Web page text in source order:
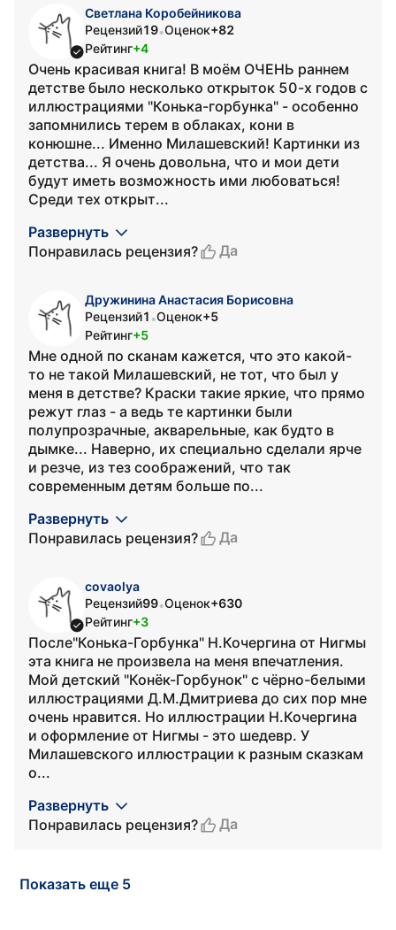
Светлана Коробейникова
Рецензий19•Оценок+82
Рейтинг+4
Очень красивая книга! В моём ОЧЕНЬ раннем
детстве было несколько открыток 50-х годов с
иллюстрациями "Конька-горбунка" - особенно
запомнились терем в облаках, кони в
конюшне... Именно Милашевский! Картинки из
детства... Я очень довольна, что и мои дети
будут иметь возможность ими любоваться!
Среди тех открыт...
Развернуть
Понравилась рецензия?
Да
Дружинина Анастасия Борисовна
Рецензий1 •Оценок+5
Рейтинг+5
Мне одной по сканам кажется, что это какой-
то не такой Милашевский, не тот, что был у
меня в детстве? Краски такие яркие, что прямо
режут глаз - а ведь те картинки были
полупрозрачные, акварельные, как будто в
дымке... Наверно, их специально сделали ярче
и резче, из тез соображений, что так
современным детям больше по...
Развернуть
Понравилась рецензия?
Да
covaolya
Рецензий99•Оценок+630
Рейтинг+3
После"Конька-Горбунка" Н.Кочергина от Нигмы
эта книга не произвела на меня впечатления.
Мой детский "Конёк-Горбунок" с чёрно-белыми
иллюстрациями Д.М.Дмитриева до сих пор мне
очень нравится. Но иллюстрации Н.Кочергина
и оформление от Нигмы - это шедевр. У
Милашевского иллюстрации к разным сказкам
о...
Развернуть
Понравилась рецензия?
Да
Показать еще 5